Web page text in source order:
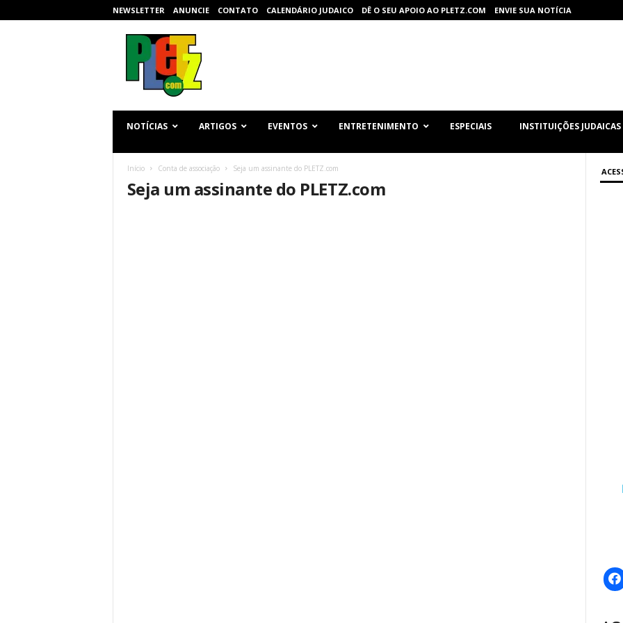
NEWSLETTER ANUNCIE CONTATO CALENDÁRIO JUDAICO DÊ O SEU APOIO AO PLETZ.COM ENVIE SUA NOTÍCIA
NOTÍCIAS ARTIGOS EVENTOS ENTRETENIMENTO ESPECIAIS INSTITUIÇÕES JUDAICAS
Início Conta de associação Seja um assinante do PLETZ.com
Seja um assinante do PLETZ.com